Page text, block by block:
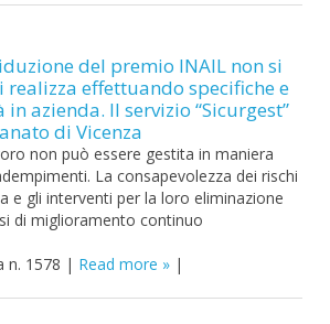
del premio INAIL non si
realizza effettuando specifiche e
azienda. Il servizio “Sicurgest”
di Vicenza
non può essere gestita in maniera
La consapevolezza dei rischi
e gli interventi per la loro eliminazione
di miglioramento continuo
n. 1578 | Read more |